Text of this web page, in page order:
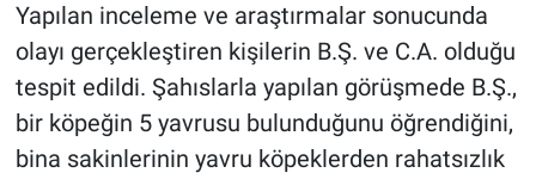
Yapılan inceleme ve araştırmalar sonucunda
olayı gerçekleştiren kişilerin B.Ş. ve C.A. olduğu
tespit edildi. Şahıslarla yapılan görüşmede B.Ş.,
bir köpeğin 5 yavrusu bulunduğunu öğrendiğini,
bina sakinlerinin yavru köpeklerden rahatsızlık